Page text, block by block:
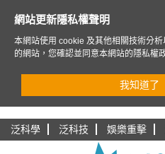
泛科學 泛科技 娛樂重擊
網站更新隱私權聲明
本網站使用 cookie 及其他相關技術分
的網站，您確認並同意本網站的隱私權
我知道了